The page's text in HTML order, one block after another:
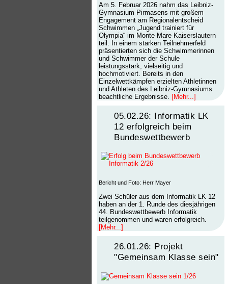
Am 5. Februar 2026 nahm das Leibniz-
Gymnasium Pirmasens mit großem
Engagement am Regionalentscheid
Schwimmen „Jugend trainiert für
Olympia“ im Monte Mare Kaiserslautern
teil. In einem starken Teilnehmerfeld
präsentierten sich die Schwimmerinnen
und Schwimmer der Schule
leistungsstark, vielseitig und
hochmotiviert. Bereits in den
Einzelwettkämpfen erzielten Athletinnen
und Athleten des Leibniz-Gymnasiums
beachtliche Ergebnisse. [Mehr...]
05.02.26: Informatik LK
12 erfolgreich beim
Bundeswettbewerb
Bericht und Foto: Herr Mayer
Zwei Schüler aus dem Informatik LK 12
haben an der 1. Runde des diesjährigen
44. Bundeswettbewerb Informatik
teilgenommen und waren erfolgreich.
[Mehr...]
26.01.26: Projekt
"Gemeinsam Klasse sein"